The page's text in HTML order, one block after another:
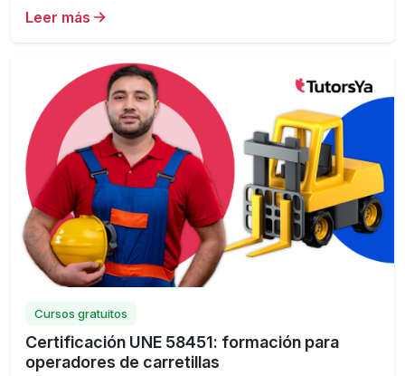
Leer más
Cursos gratuitos
Certificación UNE 58451: formación para
operadores de carretillas